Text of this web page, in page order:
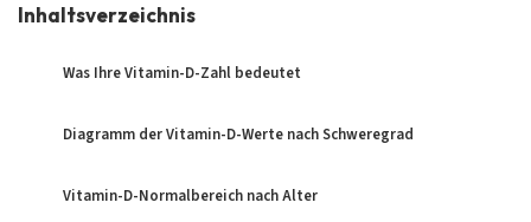
Inhaltsverzeichnis
Was Ihre Vitamin-D-Zahl bedeutet
Diagramm der Vitamin-D-Werte nach Schweregrad
Vitamin-D-Normalbereich nach Alter